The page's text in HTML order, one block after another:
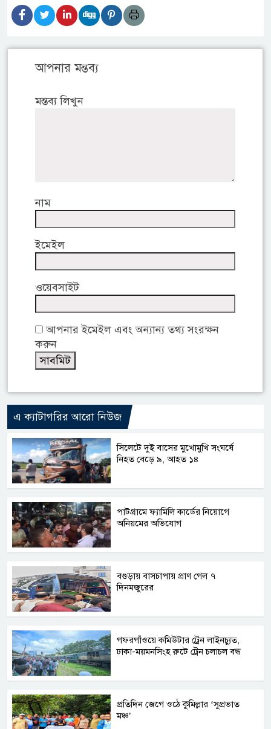
আপনার মন্তব্য
মন্তব্য লিখুন
নাম
ইমেইল
ওয়েবসাইট
আপনার ইমেইল এবং অন্যান্য তথ্য সংরক্ষন
করুন
এ ক্যাটাগরির আরো নিউজ
সিলেটে দুই বাসের মুখোমুখি সংঘর্ষে
নিহত বেড়ে ৯, আহত ১৪
পাটগ্রামে ফ্যামিলি কার্ডের নিয়োগে
অনিয়মের অভিযোগ
বগুড়ায় বাসচাপায় প্রাণ গেল ৭
দিনমজুরের
গফরগাঁওয়ে কমিউটার ট্রেন লাইনচ্যুত,
ঢাকা-ময়মনসিংহ রুটে ট্রেন চলাচল বন্ধ
প্রতিদিন জেগে ওঠে কুমিল্লার ‘সুপ্রভাত
মঞ্চ’